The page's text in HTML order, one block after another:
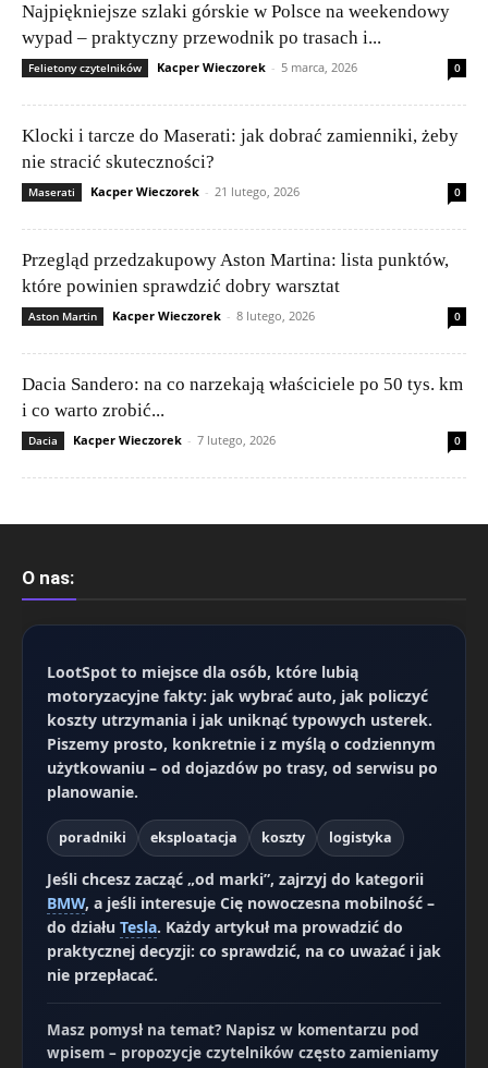
Najpiękniejsze szlaki górskie w Polsce na weekendowy
wypad – praktyczny przewodnik po trasach i...
Felietony czytelników Kacper Wieczorek - 5 marca, 2026 0
Klocki i tarcze do Maserati: jak dobrać zamienniki, żeby
nie stracić skuteczności?
Maserati Kacper Wieczorek - 21 lutego, 2026 0
Przegląd przedzakupowy Aston Martina: lista punktów,
które powinien sprawdzić dobry warsztat
Aston Martin Kacper Wieczorek - 8 lutego, 2026 0
Dacia Sandero: na co narzekają właściciele po 50 tys. km
i co warto zrobić...
Dacia Kacper Wieczorek - 7 lutego, 2026 0
O nas:
LootSpot to miejsce dla osób, które lubią
motoryzacyjne fakty: jak wybrać auto, jak policzyć
koszty utrzymania i jak uniknąć typowych usterek.
Piszemy prosto, konkretnie i z myślą o codziennym
użytkowaniu – od dojazdów po trasy, od serwisu po
planowanie.
poradniki eksploatacja koszty logistyka
Jeśli chcesz zacząć „od marki”, zajrzyj do kategorii
BMW, a jeśli interesuje Cię nowoczesna mobilność –
do działu Tesla. Każdy artykuł ma prowadzić do
praktycznej decyzji: co sprawdzić, na co uważać i jak
nie przepłacać.
Masz pomysł na temat? Napisz w komentarzu pod
wpisem – propozycje czytelników często zamieniamy